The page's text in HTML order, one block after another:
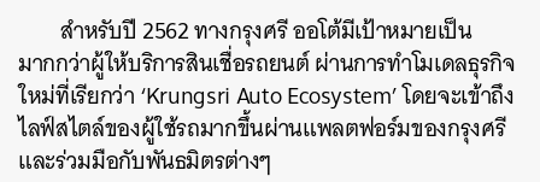
สำหรับปี 2562 ทางกรุงศรี ออโต้มีเป้าหมายเป็น
มากกว่าผู้ให้บริการสินเชื่อรถยนต์ ผ่านการทำโมเดลธุรกิจ
ใหม่ที่เรียกว่า ‘Krungsri Auto Ecosystem’ โดยจะเข้าถึง
ไลฟ์สไตล์ของผู้ใช้รถมากขึ้นผ่านแพลตฟอร์มของกรุงศรี
และร่วมมือกับพันธมิตรต่างๆ